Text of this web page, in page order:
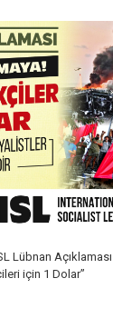
Lübnan
için 1 Dolar”